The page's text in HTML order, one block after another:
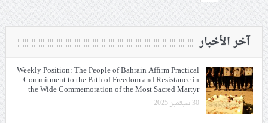
آخر الأخبار
Weekly Position: The People of Bahrain Affirm Practical
Commitment to the Path of Freedom and Resistance in
the Wide Commemoration of the Most Sacred Martyr
30 سبتمبر 2025